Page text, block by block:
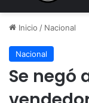
Inicio / Nacional
Nacional
Se negó